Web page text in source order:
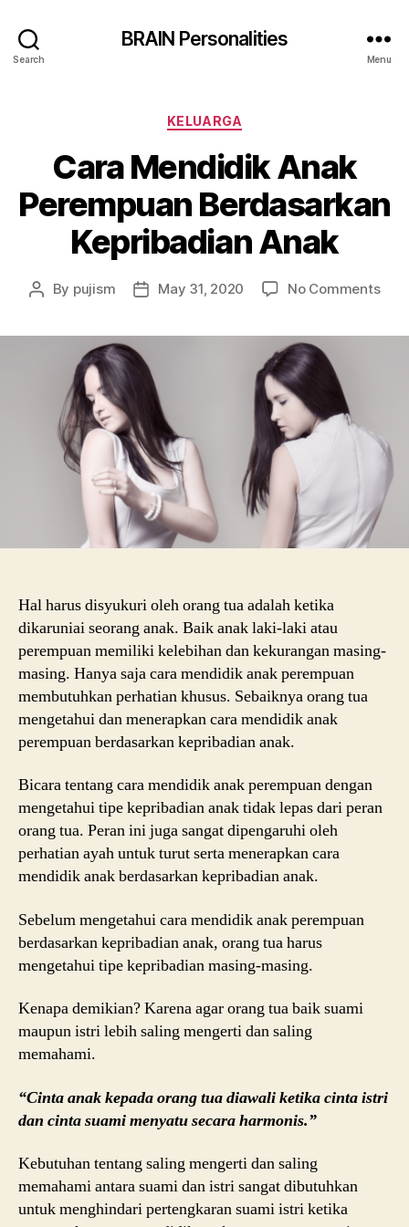
Search
BRAIN Personalities
Menu
Categories
KELUARGA
Cara Mendidik Anak
Perempuan Berdasarkan
Kepribadian Anak
Post
By pujism
PostMay 31, 2020 No Commentson
Hal harus disyukuri oleh orang tua adalah ketika
dikaruniai seorang anak. Baik anak laki-laki atau
perempuan memiliki kelebihan dan kekurangan masing-
masing. Hanya saja cara mendidik anak perempuan
membutuhkan perhatian khusus. Sebaiknya orang tua
mengetahui dan menerapkan cara mendidik anak
perempuan berdasarkan kepribadian anak.
Bicara tentang cara mendidik anak perempuan dengan
mengetahui tipe kepribadian anak tidak lepas dari peran
orang tua. Peran ini juga sangat dipengaruhi oleh
perhatian ayah untuk turut serta menerapkan cara
mendidik anak berdasarkan kepribadian anak.
Sebelum mengetahui cara mendidik anak perempuan
berdasarkan kepribadian anak, orang tua harus
mengetahui tipe kepribadian masing-masing.
Kenapa demikian? Karena agar orang tua baik suami
maupun istri lebih saling mengerti dan saling
memahami.
“Cinta anak kepada orang tua diawali ketika cinta istri
dan cinta suami menyatu secara harmonis.”
Kebutuhan tentang saling mengerti dan saling
memahami antara suami dan istri sangat dibutuhkan
untuk menghindari pertengkaran suami istri ketika